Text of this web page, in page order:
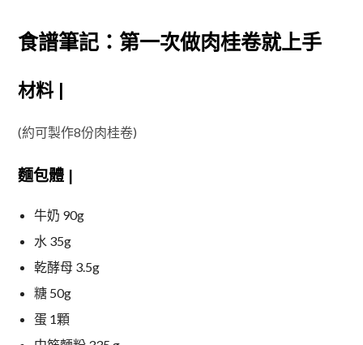
食譜筆記：第一次做肉桂卷就上手
材料 |
(約可製作8份肉桂卷)
麵包體 |
牛奶 90g
水 35g
乾酵母 3.5g
糖 50g
蛋 1顆